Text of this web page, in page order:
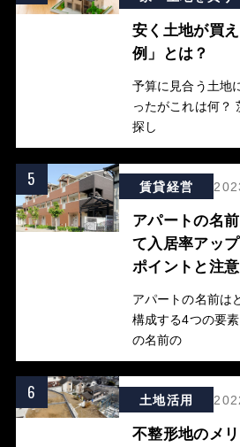
安く土地が買
例」とは？
予算に見合う土地
ったがこれは何？
探し
5 賃貸経営
アパートの名
て入居率アッ
ポイントと注
アパートの名前は
構成する4つの要
の名前の
6 土地活用
不整形地のメ